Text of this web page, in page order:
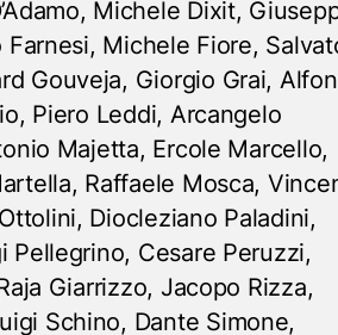
Michele Dixit,
Michele Fiore,
Gouveja, Giorgio Grai,
Piero Leddi, Arcangelo
Majetta, Ercole Marcello,
Raffaele Mosca,
Diocleziano Paladini,
Pellegrino, Cesare Peruzzi,
Giarrizzo, Jacopo Rizza,
Schino, Dante Simone,